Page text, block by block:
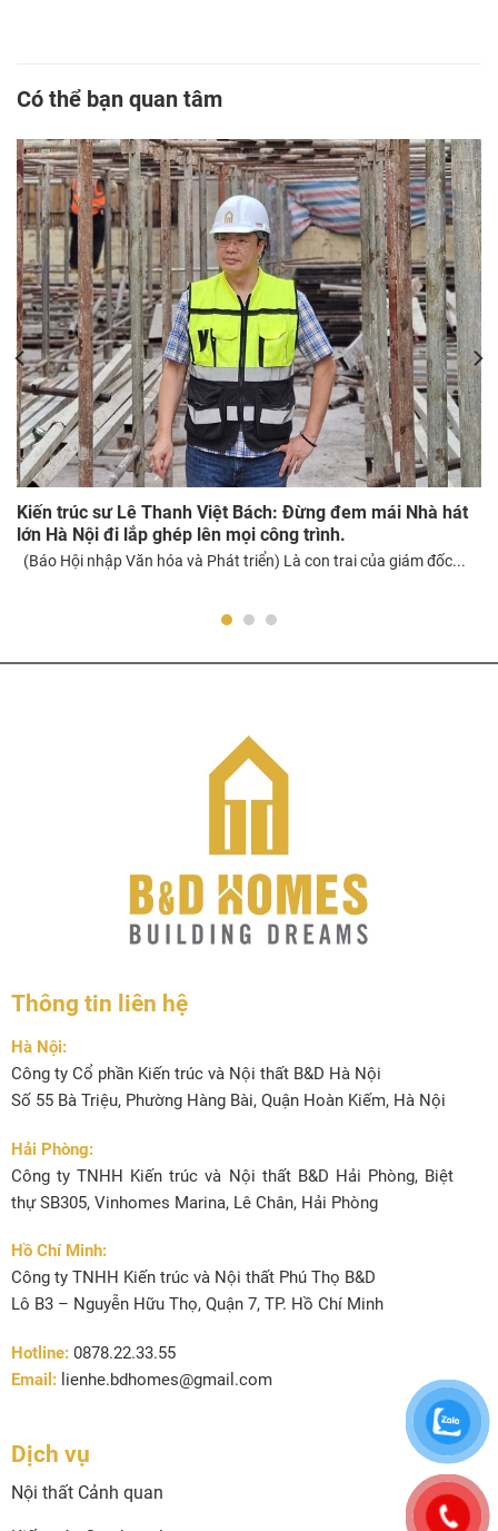
Có thể bạn quan tâm
Kiến trúc sư Lê Thanh Việt Bách: Đừng đem mái Nhà hát
lớn Hà Nội đi lắp ghép lên mọi công trình.
(Báo Hội nhập Văn hóa và Phát triển) Là con trai của giám đốc...
Thông tin liên hệ
Hà Nội:
Công ty Cổ phần Kiến trúc và Nội thất B&D Hà Nội
Số 55 Bà Triệu, Phường Hàng Bài, Quận Hoàn Kiếm, Hà Nội
Hải Phòng:
Công ty TNHH Kiến trúc và Nội thất B&D Hải Phòng, Biệt
thự SB305, Vinhomes Marina, Lê Chân, Hải Phòng
Hồ Chí Minh:
Công ty TNHH Kiến trúc và Nội thất Phú Thọ B&D
Lô B3 – Nguyễn Hữu Thọ, Quận 7, TP. Hồ Chí Minh
Hotline:0878.22.33.55
Email:lienhe.bdhomes@gmail.com
Dịch vụ
Nội thất Cảnh quan